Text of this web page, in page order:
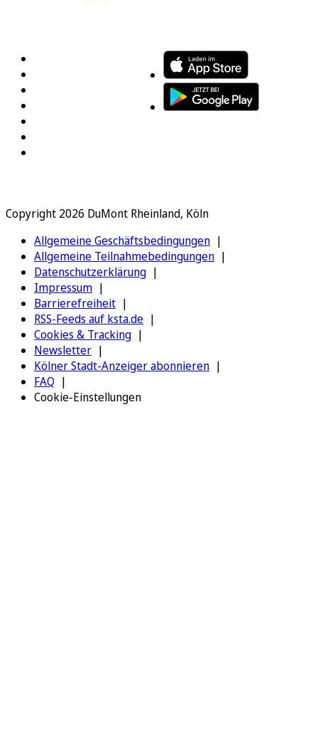
Copyright 2026 DuMont Rheinland, Köln
Allgemeine Geschäftsbedingungen
Allgemeine Teilnahmebedingungen
Datenschutzerklärung
Impressum
Barrierefreiheit
RSS-Feeds auf ksta.de
Cookies & Tracking
Newsletter
Kölner Stadt-Anzeiger abonnieren
FAQ
Cookie-Einstellungen